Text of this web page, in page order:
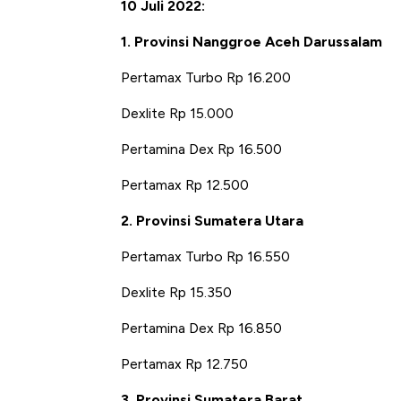
10 Juli 2022:
1. Provinsi Nanggroe Aceh Darussalam
Pertamax Turbo Rp 16.200
Dexlite Rp 15.000
Pertamina Dex Rp 16.500
Pertamax Rp 12.500
2. Provinsi Sumatera Utara
Pertamax Turbo Rp 16.550
Dexlite Rp 15.350
Pertamina Dex Rp 16.850
Pertamax Rp 12.750
di Jaman Dulu